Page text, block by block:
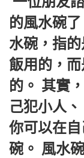
的風水碗
水碗，指
飯用的，
的。 其實
己犯小人
你可以在
碗。 風水